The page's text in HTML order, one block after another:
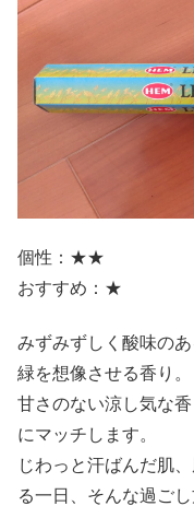
個性：★★
おすすめ：★
みずみずしく酸味の
緑を想像させる香り。
甘さのない涼し気な
にマッチします。
じわっと汗ばんだ肌
る一日、そんな過ご